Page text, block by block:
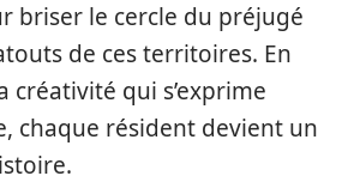
briser le cercle du préjugé
de ces territoires. En
créativité qui s’exprime
chaque résident devient un